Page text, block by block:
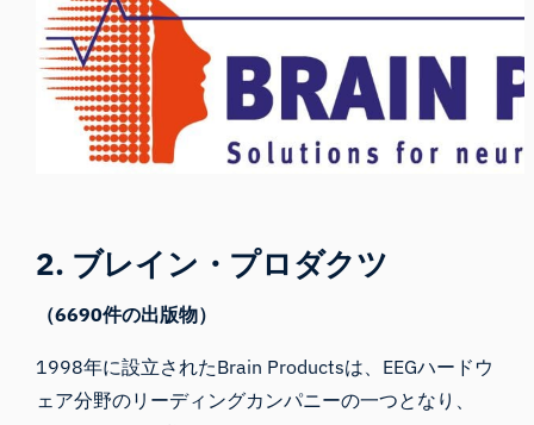
2. ブレイン・プロダクツ
（6690件の出版物）
1998年に設立されたBrain Productsは 、EEGハードウ
ェア分野のリーディングカンパニーの一つとなり、